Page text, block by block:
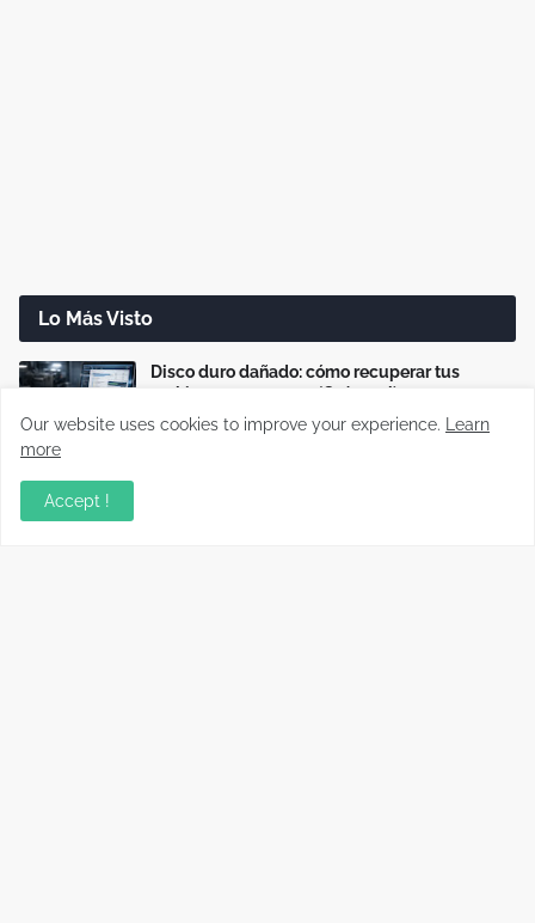
Lo Más Visto
Disco duro dañado: cómo recuperar tus
archivos paso a paso (Guía real)
Our website uses cookies to improve your experience.
Learn
more
Accept !